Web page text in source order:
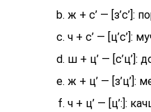
ж + с’ — [з’с’]:
ч + с’ — [ц’с’]:
ш + ц’ — [с’ц’]:
ж + ц’ — [з’ц’]:
ч + ц’ — [ц’:]: